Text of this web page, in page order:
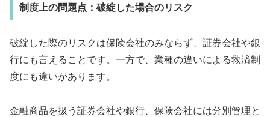
制度上の問題点：破綻した場合のリスク
破綻した際のリスクは保険会社のみならず、証券会社や銀
行にも言えることです。一方で、業種の違いによる救済制
度にも違いがあります。
金融商品を扱う証券会社や銀行、保険会社には分別管理と